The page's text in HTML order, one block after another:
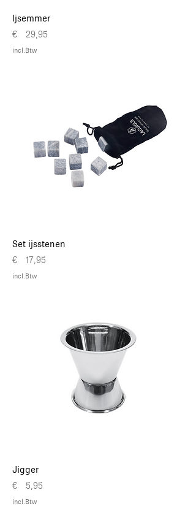
Ijsemmer
Prijs
€ 29,95
incl.Btw
Set ijsstenen
Prijs
€ 17,95
incl.Btw
Jigger
Prijs
€ 5,95
incl.Btw